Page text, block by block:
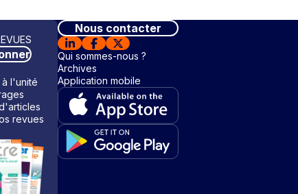
l'unité
revues
Nous contacter
Qui sommes-nous ?
Archives
Application mobile